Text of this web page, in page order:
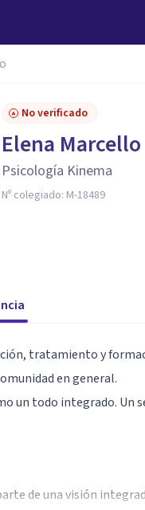
No verificado
Elena Marcello
Psicología Kinema
Nº colegiado: M-18489
tratamiento y
en general.
un todo integrado. Un
de una visión